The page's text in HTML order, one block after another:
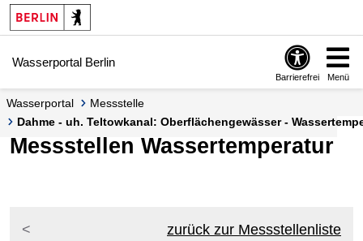
Springe zur Navigation
Springe zum Inhalt
Wasserportal Berlin
Barrierefrei Menü
Wasserportal
Messstelle
Dahme - uh. Teltowkanal: Oberflächengewässer -
Messstellen Wassertemperatur
zurück zur Messstellenliste